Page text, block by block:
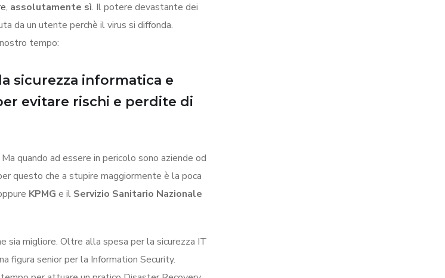
, assolutamente sì. Il potere devastante dei
da un utente perchè il virus si diffonda.
tempo:
sicurezza informatica e
evitare rischi e perdite di
quando ad essere in pericolo sono aziende od
questo che a stupire maggiormente è la poca
KPMG e il Servizio Sanitario Nazionale
sia migliore. Oltre alla spesa per la sicurezza IT
figura senior per la Information Security.